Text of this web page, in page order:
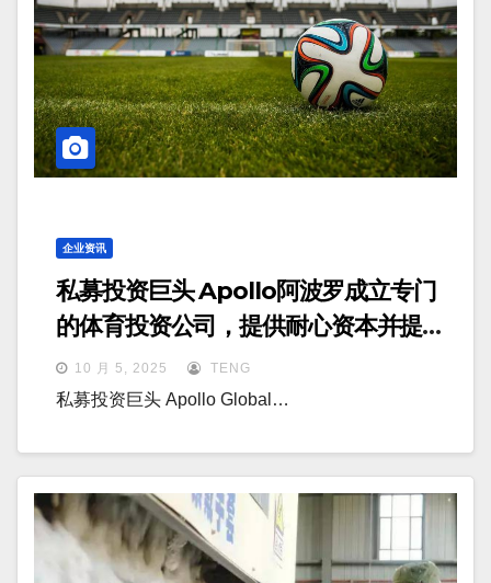
企业资讯
私募投资巨头 Apollo阿波罗成立专门
的体育投资公司，提供耐心资本并提升
战略价值
10 月 5, 2025 TENG
私募投资巨头 Apollo Global…